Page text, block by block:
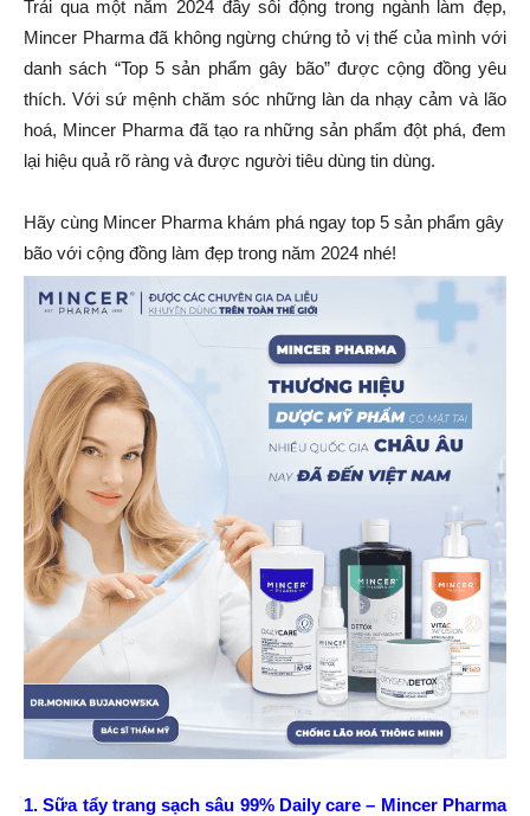
Trải qua một năm 2024 đầy sôi động trong ngành làm đẹp,
Mincer Pharma đã không ngừng chứng tỏ vị thế của mình với
danh sách “Top 5 sản phẩm gây bão” được cộng đồng yêu
thích. Với sứ mệnh chăm sóc những làn da nhạy cảm và lão
hoá, Mincer Pharma đã tạo ra những sản phẩm đột phá, đem
lại hiệu quả rõ ràng và được người tiêu dùng tin dùng.
Hãy cùng Mincer Pharma khám phá ngay top 5 sản phẩm gây
bão với cộng đồng làm đẹp trong năm 2024 nhé!
1. Sữa tẩy trang sạch sâu 99% Daily care – Mincer Pharma